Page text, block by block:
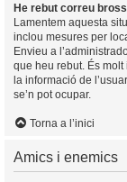
He rebut correu
Lamentem aquesta
inclou mesures per
Envieu a
que heu rebut. És
la informació de
se’n pot ocupar.
Torna a l’inici
Amics i enemics